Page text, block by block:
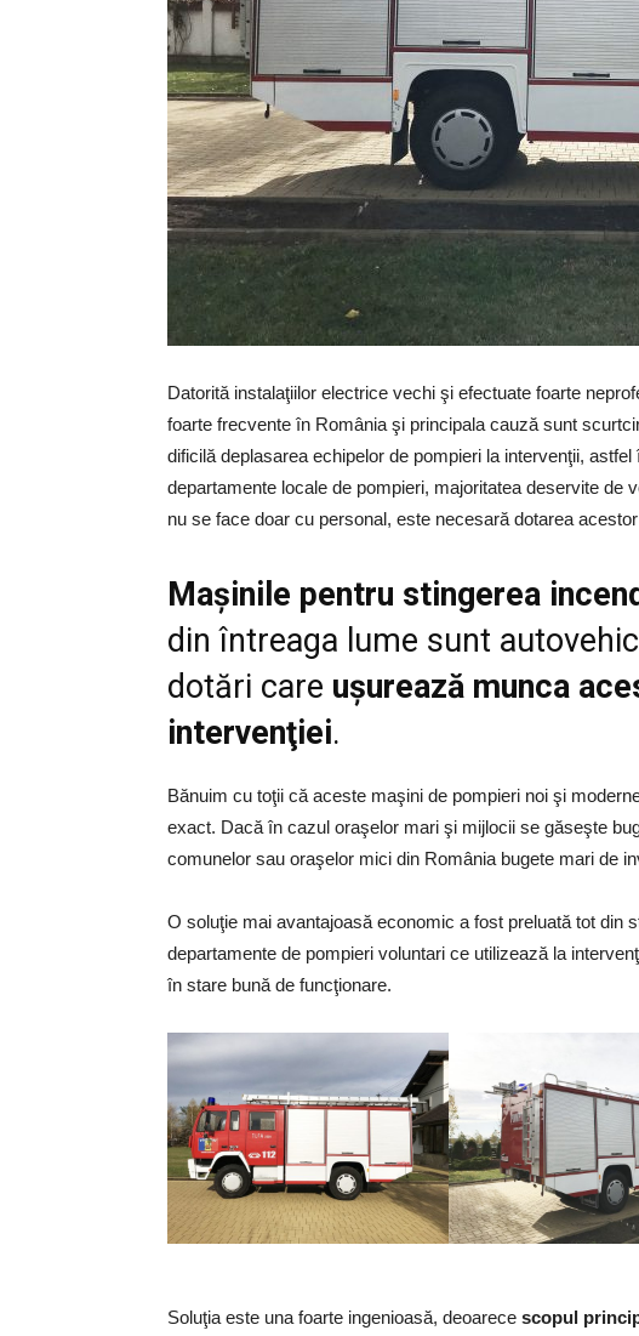
Datorită instalaţiilor electrice vechi şi efectuate foarte
foarte frecvente în România şi principala cauză sunt
dificilă deplasarea echipelor de pompieri la intervenţii,
departamente locale de pompieri, majoritatea deservite de
nu se face doar cu personal, este necesară dotarea
Maşinile pentru stingerea
din întreaga lume sunt
dotări care uşurează munca
intervenţiei.
Bănuim cu toţii că aceste maşini de pompieri noi şi
exact. Dacă în cazul oraşelor mari şi mijlocii se găseşte
comunelor sau oraşelor mici din România bugete mari de
O soluţie mai avantajoasă economic a fost preluată tot din
departamente de pompieri voluntari ce utilizează la
în stare bună de funcţionare.
Soluţia este una foarte ingenioasă, deoarece scopul